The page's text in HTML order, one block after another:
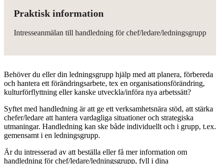
Praktisk information
Intresseanmälan till handledning för chef/ledare/ledningsgrupp
Behöver du eller din ledningsgrupp hjälp med att planera, förbereda
och hantera ett förändringsarbete, tex en organisationsförändring,
kulturförflyttning eller kanske utveckla/införa nya arbetssätt?
Syftet med handledning är att ge ett verksamhetsnära stöd, att stärka
chefer/ledare att hantera vardagliga situationer och strategiska
utmaningar. Handledning kan ske både individuellt och i grupp, t.ex.
gemensamt i en ledningsgrupp.
Är du intresserad av att beställa eller få mer information om
handledning för chef/ledare/ledningsgrupp, fyll i dina